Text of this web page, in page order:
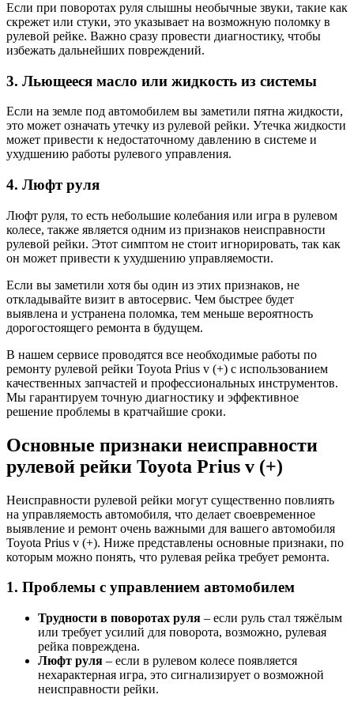
Если при поворотах руля слышны необычные звуки, такие как
скрежет или стуки, это указывает на возможную поломку в
рулевой рейке. Важно сразу провести диагностику, чтобы
избежать дальнейших повреждений.
3. Льющееся масло или жидкость из системы
Если на земле под автомобилем вы заметили пятна жидкости,
это может означать утечку из рулевой рейки. Утечка жидкости
может привести к недостаточному давлению в системе и
ухудшению работы рулевого управления.
4. Люфт руля
Люфт руля, то есть небольшие колебания или игра в рулевом
колесе, также является одним из признаков неисправности
рулевой рейки. Этот симптом не стоит игнорировать, так как
он может привести к ухудшению управляемости.
Если вы заметили хотя бы один из этих признаков, не
откладывайте визит в автосервис. Чем быстрее будет
выявлена и устранена поломка, тем меньше вероятность
дорогостоящего ремонта в будущем.
В нашем сервисе проводятся все необходимые работы по
ремонту рулевой рейки Toyota Prius v (+) с использованием
качественных запчастей и профессиональных инструментов.
Мы гарантируем точную диагностику и эффективное
решение проблемы в кратчайшие сроки.
Основные признаки неисправности
рулевой рейки Toyota Prius v (+)
Неисправности рулевой рейки могут существенно повлиять
на управляемость автомобиля, что делает своевременное
выявление и ремонт очень важными для вашего автомобиля
Toyota Prius v (+). Ниже представлены основные признаки, по
которым можно понять, что рулевая рейка требует ремонта.
1. Проблемы с управлением автомобилем
Трудности в поворотах руля – если руль стал тяжёлым
или требует усилий для поворота, возможно, рулевая
рейка повреждена.
Люфт руля – если в рулевом колесе появляется
нехарактерная игра, это сигнализирует о возможной
неисправности рейки.